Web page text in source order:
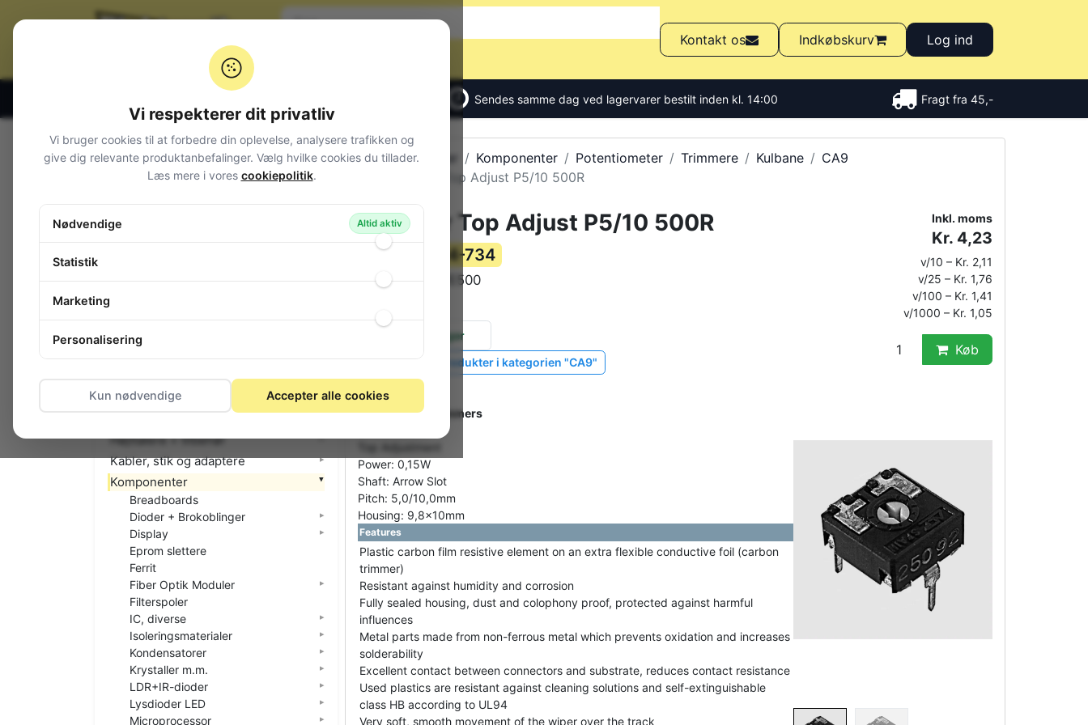
Kontakt os Indkøbskurv Log ind
Sendes samme dag ved lagervarer bestilt inden kl. 14:00 Fragt fra 45,-
Alle produkter Komponenter Potentiometer Trimmere Kulbane
CA9
Trimmer Top Adjust P5/10 500R
Trimmer Top Adjust P5/10 500R
84-734
Varekode: CA9VE500
på lager
Vis lignende produkter i kategorien "CA9"
Gruppe: C2230
ACP Carbon Trimmers
Power: 0,15W
Shaft: Arrow Slot
Pitch: 5,0/10,0mm
Housing: 9,8x10mm
Features
Plastic carbon film resistive element on an extra flexible conductive foil (carbon
trimmer)
Resistant against humidity and corrosion
Fully sealed housing, dust and colophony proof, protected against harmful
influences
Metal parts made from non-ferrous metal which prevents oxidation and increases
solderability
Excellent contact between connectors and substrate, reduces contact resistance
Used plastics are resistant against cleaning solutions and self-extinguishable
class HB according to UL94
Very soft, smooth movement of the wiper over the track
Inkl. moms
Kr. 4,23
v/10 – Kr. 2,11
v/25 – Kr. 1,76
v/100 – Kr. 1,41
v/1000 – Kr. 1,05
Køb
Varegrupper
Audio
Computerudstyr
El-materiel (installation)
Foto
Højttalere + tilbehør
Kabler, stik og adaptere
Komponenter
Breadboards
Dioder + Brokoblinger
Display
Eprom slettere
Ferrit
Fiber Optik Moduler
Filterspoler
IC, diverse
Isoleringsmaterialer
Kondensatorer
Krystaller m.m.
LDR+IR-dioder
Lysdioder LED
Microprocessor
Vi respekterer dit privatliv
Vi bruger cookies til at forbedre din oplevelse, analysere trafikken og
give dig relevante produktanbefalinger. Vælg hvilke cookies du tillader.
Læs mere i vores cookiepolitik.
Nødvendige Altid aktiv
Statistik
Marketing
Personalisering
Kun nødvendige Accepter alle cookies